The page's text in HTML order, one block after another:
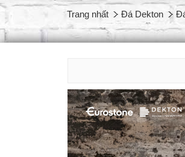
Trang nhất Đá Dekton